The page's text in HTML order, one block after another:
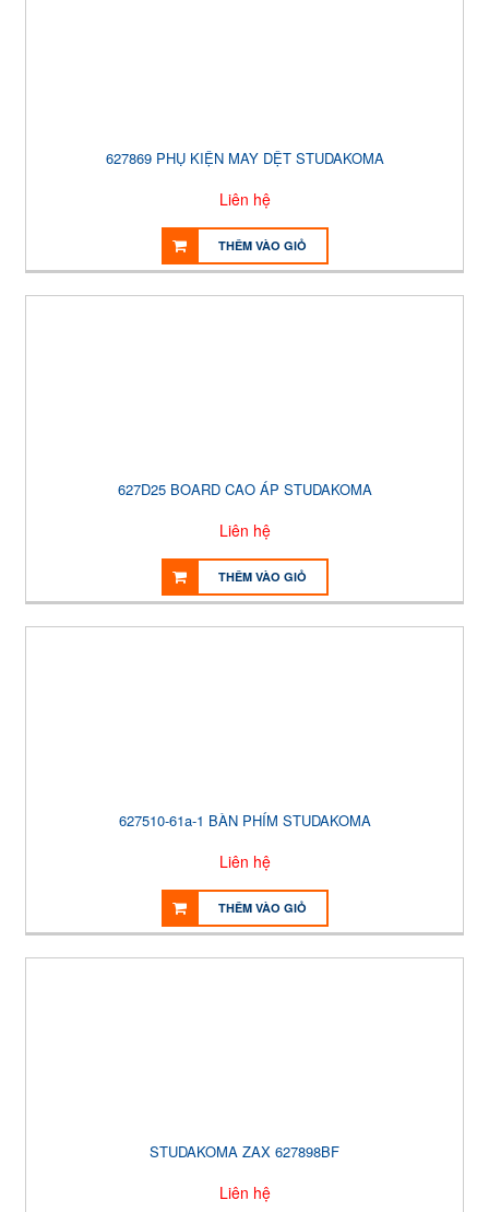
627869 PHỤ KIỆN MAY DỆT STUDAKOMA
Liên hệ
THÊM VÀO GIỎ
627D25 BOARD CAO ÁP STUDAKOMA
Liên hệ
THÊM VÀO GIỎ
627510-61a-1 BÀN PHÍM STUDAKOMA
Liên hệ
THÊM VÀO GIỎ
STUDAKOMA ZAX 627898BF
Liên hệ